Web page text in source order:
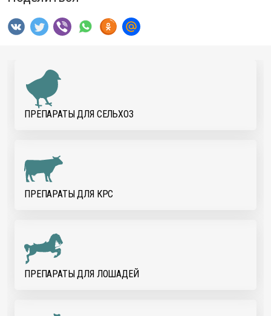
ПРЕПАРАТЫ ДЛЯ CЕЛЬХОЗ
ПРЕПАРАТЫ ДЛЯ КРС
ПРЕПАРАТЫ ДЛЯ ЛОШАДЕЙ